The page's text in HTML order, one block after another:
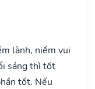
lành, niềm vui
sáng thì tốt
tốt. Nếu